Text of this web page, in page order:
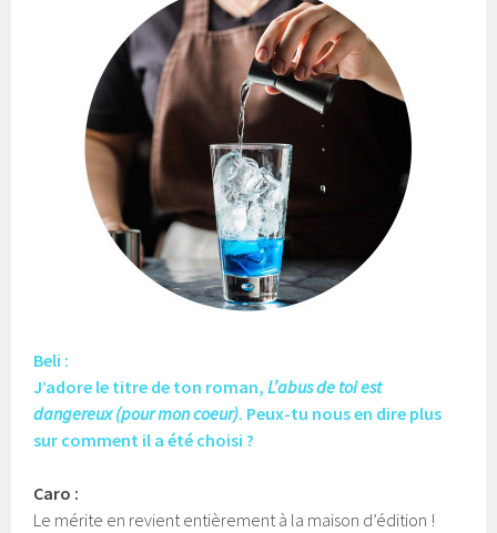
Beli :
J’adore le titre de ton roman,L’abus de toi est
dangereux (pour mon coeur). Peux-tu nous en dire plus
sur comment il a été choisi ?
Caro :
Le mérite en revient entièrement à la maison d’édition !